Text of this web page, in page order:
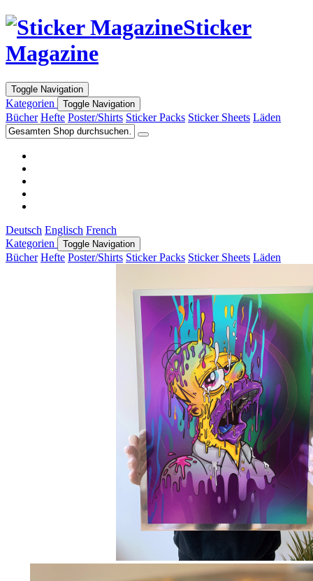
Sticker
Magazine
Toggle Navigation
Kategorien Toggle Navigation
Bücher Hefte Poster/Shirts Sticker Packs Sticker Sheets Läden
Deutsch Englisch French
Kategorien
Toggle Navigation
Bücher Hefte Poster/Shirts Sticker Packs Sticker Sheets Läden